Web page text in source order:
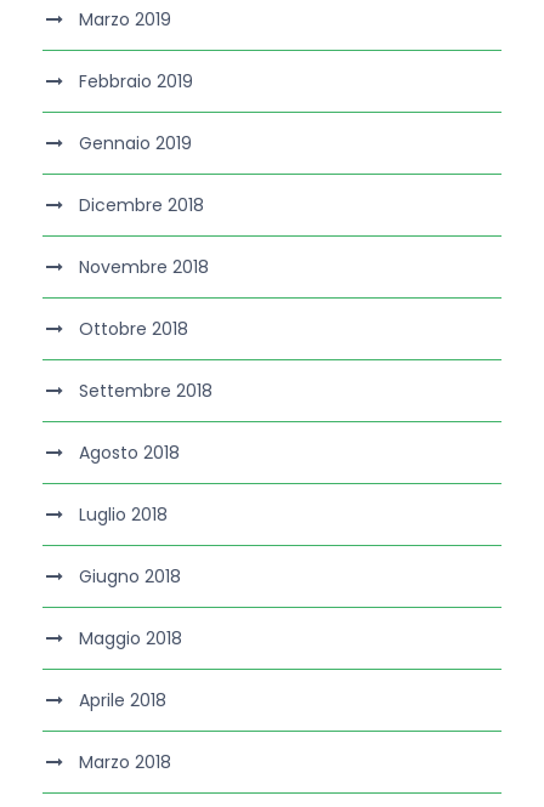
Marzo 2019
Febbraio 2019
Gennaio 2019
Dicembre 2018
Novembre 2018
Ottobre 2018
Settembre 2018
Agosto 2018
Luglio 2018
Giugno 2018
Maggio 2018
Aprile 2018
Marzo 2018